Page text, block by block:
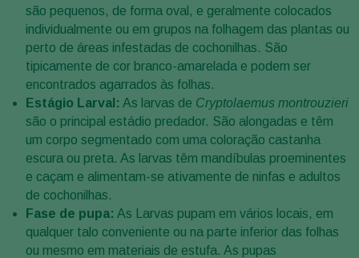
são pequenos, de forma oval, e geralmente colocados
individualmente ou em grupos na folhagem das plantas ou
perto de áreas infestadas de cochonilhas. São
tipicamente de cor branco-amarelada e podem ser
encontrados agarrados às folhas.
Estágio Larval: As larvas de Cryptolaemus montrouzieri
são o principal estádio predador. São alongadas e têm
um corpo segmentado com uma coloração castanha
escura ou preta. As larvas têm mandíbulas proeminentes
e caçam e alimentam-se ativamente de ninfas e adultos
de cochonilhas.
Fase de pupa: As Larvas pupam em vários locais, em
qualquer talo conveniente ou na parte inferior das folhas
ou mesmo em materiais de estufa. As pupas